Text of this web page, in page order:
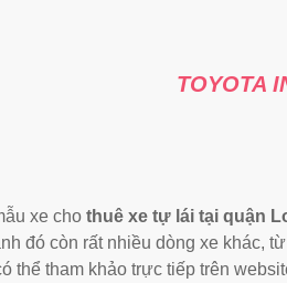
TOYOTA
xe cho thuê xe tự lái tại quận
đó còn rất nhiều dòng xe khác,
thể tham khảo trực tiếp trên